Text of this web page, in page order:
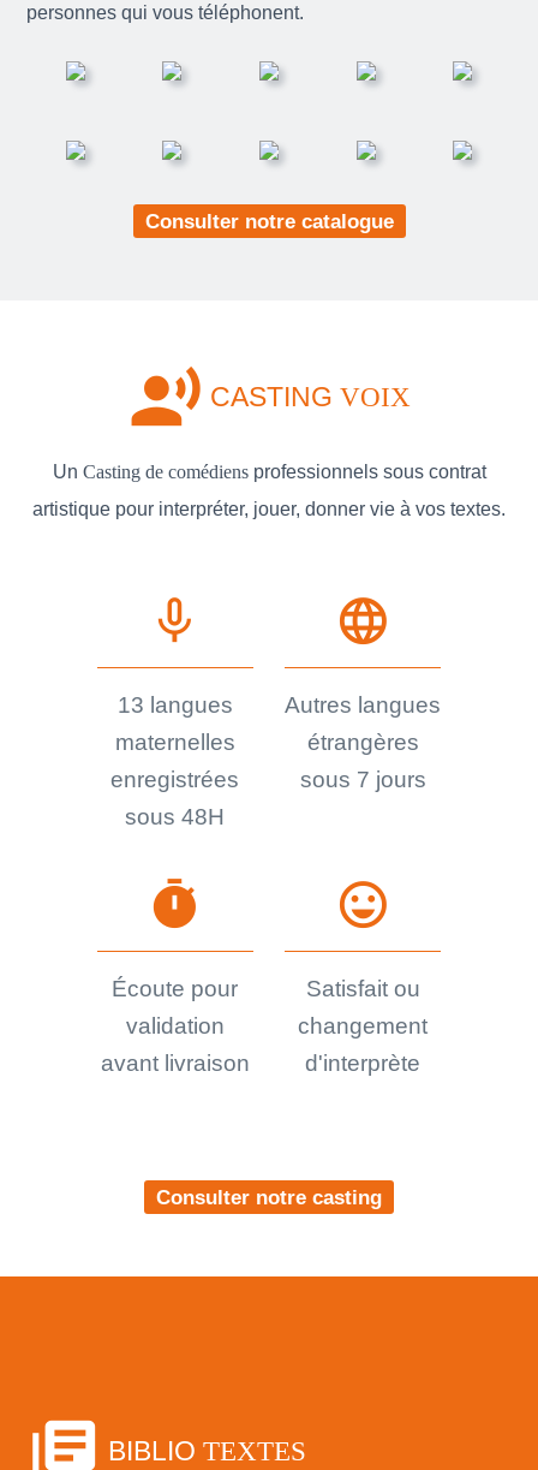
personnes qui vous téléphonent.
Consulter notre catalogue
record_voice_over CASTING VOIX
Un Casting de comédiensprofessionnels sous contrat
artistique pour interpréter, jouer, donner vie à vos textes.
mic_none
13 langues
maternelles
enregistrées
sous 48H
language
Autres langues
étrangères
sous 7 jours
timer
Écoute pour
validation
avant livraison
sentiment_very_satisfied
Satisfait ou
changement
d'interprète
Consulter notre casting
library_books BIBLIOTEXTES